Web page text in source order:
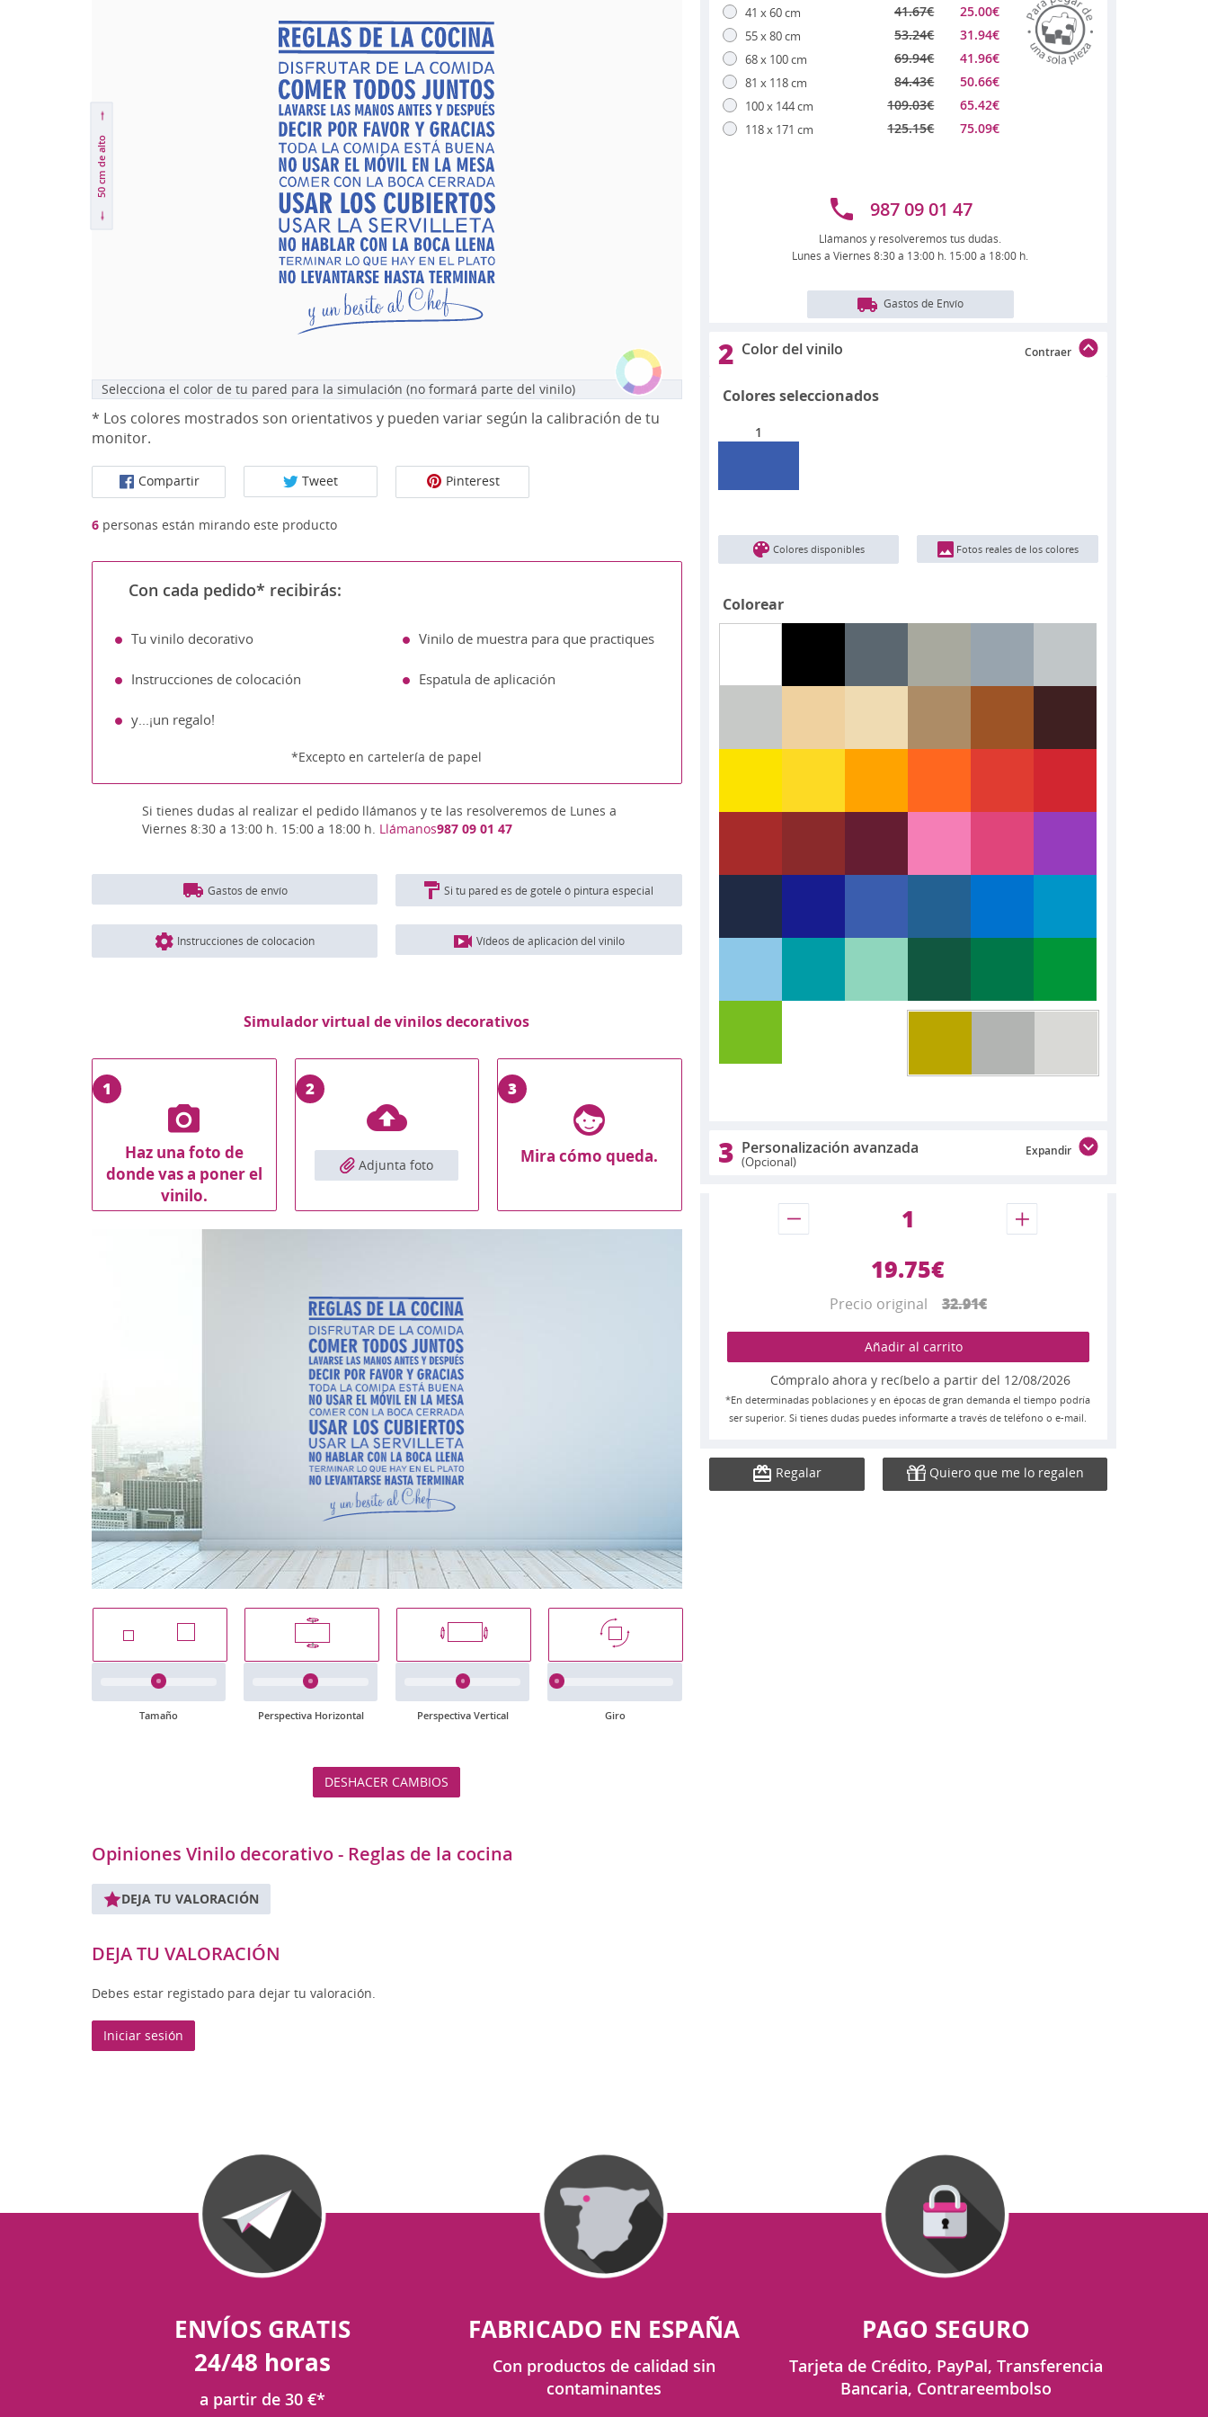
50 cm
de alto
Selecciona el color de tu pared para la simulación (no formará parte del vinilo)
* Los colores mostrados son orientativos y pueden variar según la calibración de tu
monitor.
Compartir Tweet Pinterest
6 personas están mirando este producto
Con cada pedido* recibirás:
Tu vinilo decorativo Vinilo de muestra para que practiques
Instrucciones de colocación Espatula de aplicación
y...¡un regalo!
*Excepto en cartelería de papel
Si tienes dudas al realizar el pedido llámanos y te las resolveremos de Lunes a
Viernes 8:30 a 13:00 h. 15:00 a 18:00 h. Llámanos987 09 01 47
Gastos de envío Si tu pared es de gotelé ó pintura especial
Instrucciones de colocación Vídeos de aplicación del vinilo
Simulador virtual de vinilos decorativos
1
Haz una foto de
donde vas a poner el
vinilo.
2
Adjunta foto
3
Mira cómo queda.
Tamaño Perspectiva Horizontal Perspectiva Vertical Giro
DESHACER CAMBIOS
Opiniones Vinilo decorativo - Reglas de la cocina
DEJA TU VALORACIÓN
DEJA TU VALORACIÓN
Debes estar registado para dejar tu valoración.
Iniciar sesión
41 x 60 cm
55 x 80 cm
68 x 100 cm
81 x 118 cm
100 x 144 cm
118 x 171 cm
41.67€
53.24€
69.94€
84.43€
109.03€
125.15€
25.00€
31.94€
41.96€
50.66€
65.42€
75.09€
987 09 01 47
Llámanos y resolveremos tus dudas.
Lunes a Viernes 8:30 a 13:00 h. 15:00 a 18:00 h.
Gastos de Envío
2 Color del vinilo Contraer
Colores seleccionados
1
Colores disponibles Fotos reales de los colores
Colorear
3 Personalización avanzada
(Opcional)
Expandir
19.75€
Precio original 32.91€
Añadir al carrito
Cómpralo ahora y recíbelo a partir del 12/08/2026
*En determinadas poblaciones y en épocas de gran demanda el tiempo podría
ser superior. Si tienes dudas puedes informarte a través de teléfono o e-mail.
Regalar Quiero que me lo regalen
ENVÍOS GRATIS
24/48 horas
a partir de 30 €*
FABRICADO EN ESPAÑA
Con productos de calidad sin
contaminantes
PAGO SEGURO
Tarjeta de Crédito, PayPal, Transferencia
Bancaria, Contrareembolso